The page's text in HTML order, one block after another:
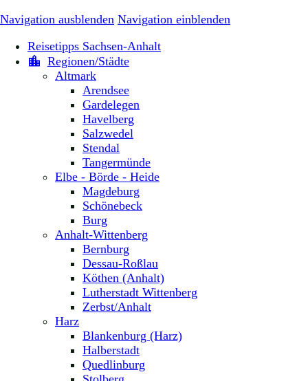
Navigation ausblenden Navigation einblenden
Reisetipps Sachsen-Anhalt
Regionen/Städte
Altmark
Arendsee
Gardelegen
Havelberg
Salzwedel
Stendal
Tangermünde
Elbe - Börde - Heide
Magdeburg
Schönebeck
Burg
Anhalt-Wittenberg
Bernburg
Dessau-Roßlau
Köthen (Anhalt)
Lutherstadt Wittenberg
Zerbst/Anhalt
Harz
Blankenburg (Harz)
Halberstadt
Quedlinburg